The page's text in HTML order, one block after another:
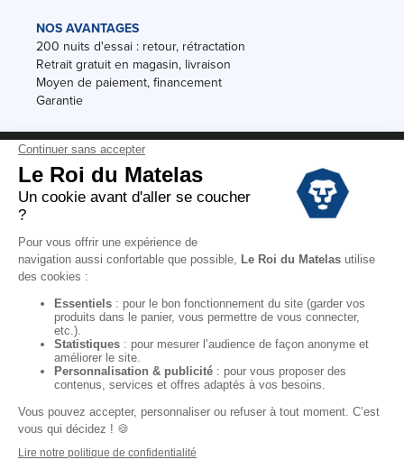
NOS AVANTAGES
200 nuits d'essai : retour, rétractation
Retrait gratuit en magasin, livraison
Moyen de paiement, financement
Garantie
Conditions des offres
Black Friday
Destockage
Conditions Générales de vente magasin
Mentions Légales
Données personnelles
Codes promo Le Roi du Matelas
Copyright © 2022. All rights reserved.